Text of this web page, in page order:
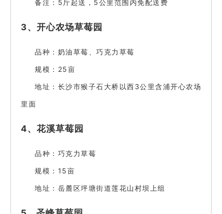
备注：5斤起送，5公里范围内免配送费
3、开心农场草莓园
品种：奶油草莓、巧克力草莓
规模：25亩
地址：长沙市猴子石大桥以西3公里含浦开心农场
里面
4、花溪草莓园
品种：巧克力草莓
规模：15亩
地址：岳麓区坪塘街道莲花山村坝上组